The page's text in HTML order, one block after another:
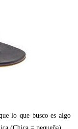
lo que busco es algo